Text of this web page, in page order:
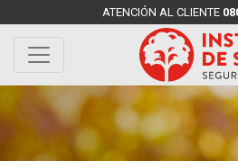
ATENCIÓN AL CLIENTE